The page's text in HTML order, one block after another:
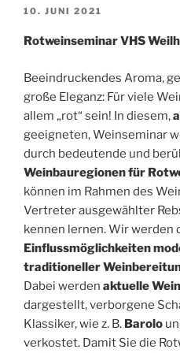
VERÖFFENTLICHT
10. JUNI 2021
Rotweinseminar VHS
Beeindruckendes Aroma,
große Eleganz: Für viele
allem „rot“ sein! In diesem,
geeigneten, Weinseminar
durch bedeutende und
Weinbauregionen für
können im Rahmen des
Vertreter ausgewählter
kennen lernen. Wir werden
Einflussmöglichkeiten
traditioneller
Dabei werden aktuelle
dargestellt, verborgene
Klassiker, wie z. B. Barolo
verkostet. Damit Sie die